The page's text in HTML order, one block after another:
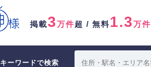
掲載3万件超 / 無料1.3万件
キーワードで検索